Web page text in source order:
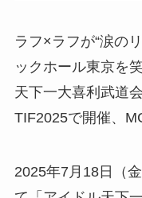
ラフ×ラフが“涙の
ックホール東京を
天下一大喜利武道
TIF2025で開催、
2025年7月18日（